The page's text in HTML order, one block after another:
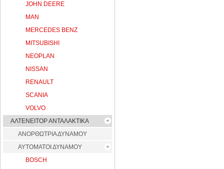
JOHN DEERE
MAN
MERCEDES BENZ
MITSUBISHI
NEOPLAN
NISSAN
RENAULT
SCANIA
VOLVO
ΑΛΤΕΝΕΙΤΟΡ ΑΝΤΑΛΑΚΤΙΚΑ
ΑΝΟΡΘΩΤΡΙΑ ΔΥΝΑΜΟΥ
ΑΥΤΟΜΑΤΟΙ ΔΥΝΑΜΟΥ
BOSCH